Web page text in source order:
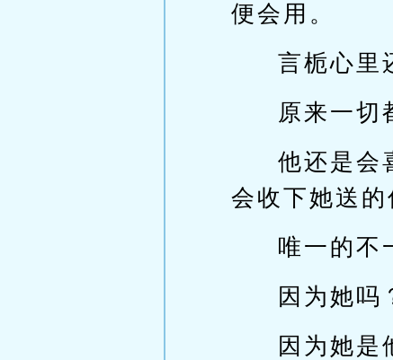
便会用。
言栀心里
原来一切
他还是会
会收下她送的
唯一的不
因为她吗
因为她是